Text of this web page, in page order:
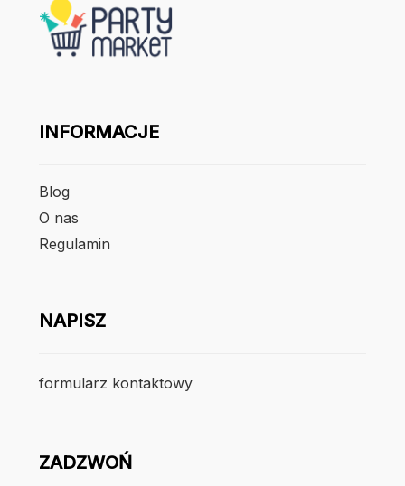
INFORMACJE
Blog
O nas
Regulamin
NAPISZ
formularz kontaktowy
ZADZWOŃ